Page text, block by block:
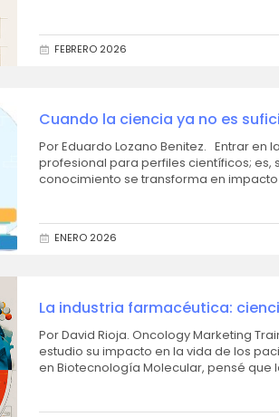
FEBRERO 2026
Cuando la ciencia ya no es
Por Eduardo Lozano Benitez. Entrar en la Industria Farmacéutica no es únicamente una salida
profesional para perfiles científicos;
ENERO 2026
La industria farmacéutica:
Por David Rioja. Oncology Marketing Trainee. Pfizer. Antes estudiaba
estudio su impacto en la vida de los
en Biotecnología Molecular, pensé